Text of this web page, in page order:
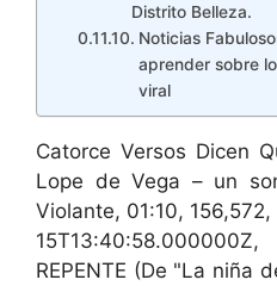
Distrito Belleza.
Noticias
aprender sobre
viral
Catorce Versos Dicen
Lope de Vega – un
Violante, 01:10,
REPENTE (De "La niña